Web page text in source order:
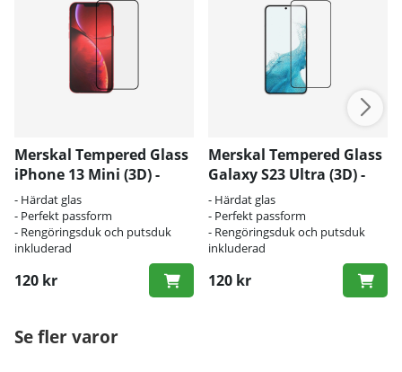
Merskal Tempered Glass
iPhone 13 Mini (3D) -
BULK
- Härdat glas
- Perfekt passform
- Rengöringsduk och putsduk
inkluderad
120 kr
Merskal Tempered Glass
Galaxy S23 Ultra (3D) -
BULK
- Härdat glas
- Perfekt passform
- Rengöringsduk och putsduk
inkluderad
120 kr
Se fler varor